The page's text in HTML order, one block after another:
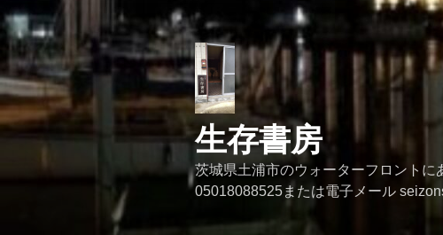
コ
ン
ン
ツ
生存書房
茨城県土浦市のウォーターフロント
05018088525または電子メール